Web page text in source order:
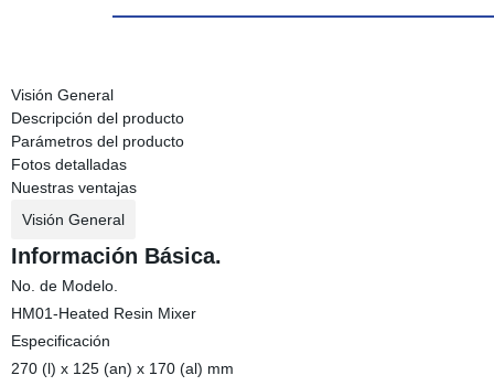
Visión General
Descripción del producto
Parámetros del producto
Fotos detalladas
Nuestras ventajas
Visión General
Información Básica.
No. de Modelo.
HM01-Heated Resin Mixer
Especificación
270 (l) x 125 (an) x 170 (al) mm